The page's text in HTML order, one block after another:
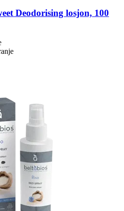
Deodorising losjon, 100